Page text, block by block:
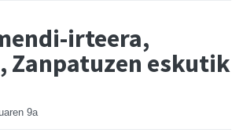
irteera,
Zanpatuzen eskutik
9a